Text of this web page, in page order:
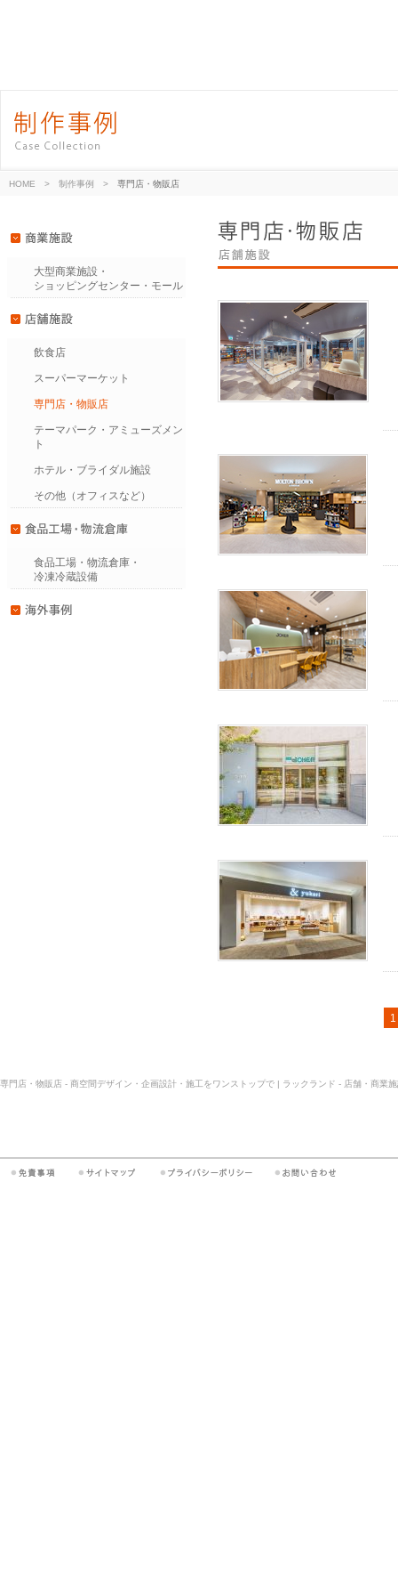
HOME > 制作事例 > 専門店・物販店
1
大型商業施設・
ショッピングセンター・モール
飲食店
スーパーマーケット
専門店・物販店
テーマパーク・アミューズメン
ト
ホテル・ブライダル施設
その他（オフィスなど）
食品工場・物流倉庫・
冷凍冷蔵設備
専門店・物販店 - 商空間デザイン・企画設計・施工をワンストップで | ラックランド - 店舗・商業